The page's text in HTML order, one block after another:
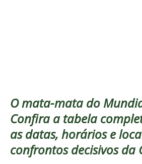
O mata-mata do
Confira a tabela
as datas, horários e
confrontos decisivos da